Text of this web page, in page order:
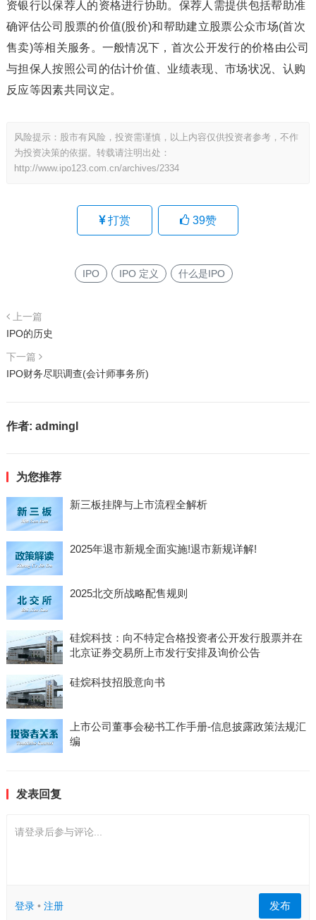
资银行以保荐人的资格进行协助。保荐人需提供包括帮助准
确评估公司股票的价值(股价)和帮助建立股票公众市场(首次
售卖)等相关服务。一般情况下，首次公开发行的价格由公司
与担保人按照公司的估计价值、业绩表现、市场状况、认购
反应等因素共同议定。
风险提示：股市有风险，投资需谨慎，以上内容仅供投资者参考，不作
为投资决策的依据。转载请注明出处：
http://www.ipo123.com.cn/archives/2334
打赏 39赞
IPO IPO 定义 什么是IPO
上一篇
IPO的历史
下一篇
IPO财务尽职调查(会计师事务所)
作者: admingl
为您推荐
新三板挂牌与上市流程全解析
2025年退市新规全面实施!退市新规详解!
2025北交所战略配售规则
硅烷科技：向不特定合格投资者公开发行股票并在
北京证券交易所上市发行安排及询价公告
硅烷科技招股意向书
上市公司董事会秘书工作手册-信息披露政策法规汇
编
发表回复
请登录后参与评论...
登录• 注册 发布